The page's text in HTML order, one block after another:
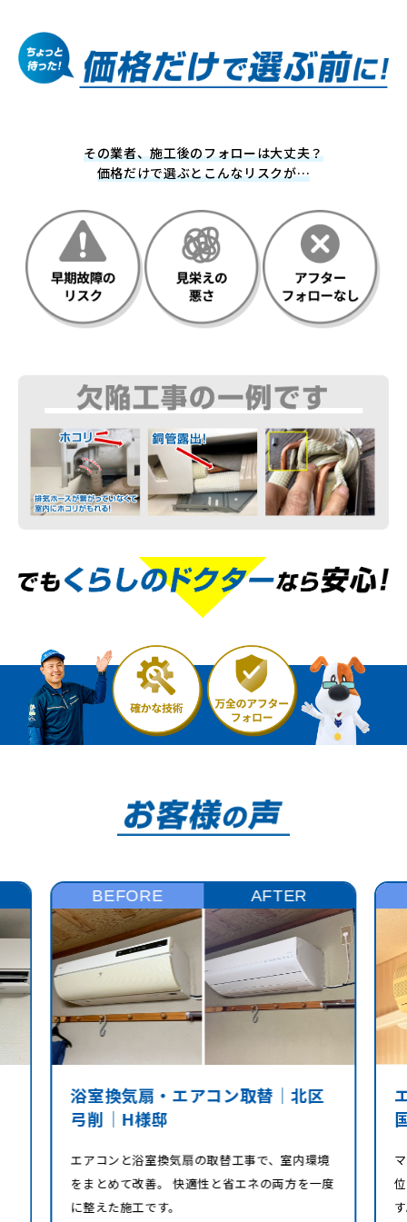
その業者、施工後のフォローは大丈夫？
価格だけで選ぶとこんなリスクが…
BEFORE AFTER
浴室換気扇・エアコン取替｜北区
弓削｜H様邸
エアコンと浴室換気扇の取替工事で、室内環境
をまとめて改善。 快適性と省エネの両方を一度
に整えた施工です。